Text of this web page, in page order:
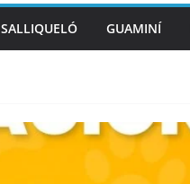
SALLIQUELÓ GUAMINÍ